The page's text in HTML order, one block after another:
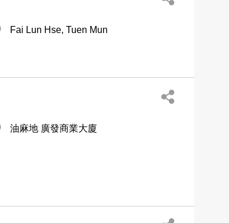
Fai Lun Hse, Tuen Mun
油麻地 廣發商業大廈